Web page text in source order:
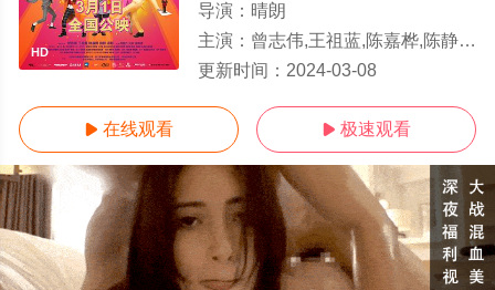
HD
导演： 晴朗
主演： 曾志伟,王祖蓝,陈嘉桦,陈静,温超,苑琼丹,元秋,湛琪清,黄一山,黄一飞,田启文,刘俊纬,杨奇煜,廖威廉,郑文
更新时间： 2024-03-08
 在线观看  极速观看